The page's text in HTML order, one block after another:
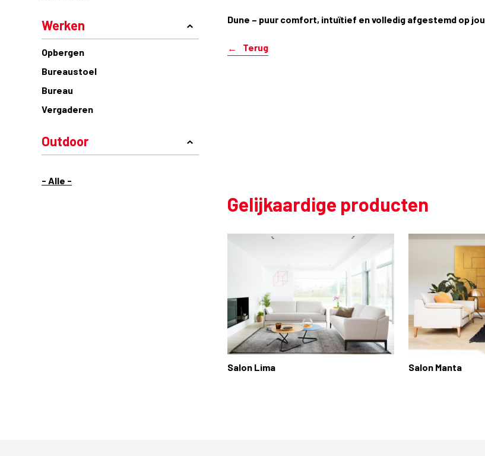
- Alle -
Werken
Opbergen
Bureaustoel
Bureau
Vergaderen
Outdoor
Dune – puur comfort, intuïtief en volledig afgestemd op jou.
Terug
Gelijkaardige producten
Salon Lima Salon Manta